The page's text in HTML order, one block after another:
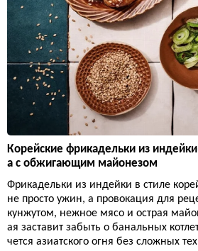
Корейские фрикадельки из
а с обжигающим майонезом
Фрикадельки из индейки в стиле
не просто ужин, а провокация для
кунжутом, нежное мясо и острая
ая заставит забыть о банальных
чется азиатского огня без сложных